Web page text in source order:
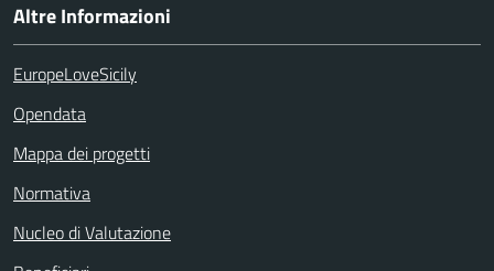
Altre Informazioni
EuropeLoveSicily
Opendata
Mappa dei progetti
Normativa
Nucleo di Valutazione